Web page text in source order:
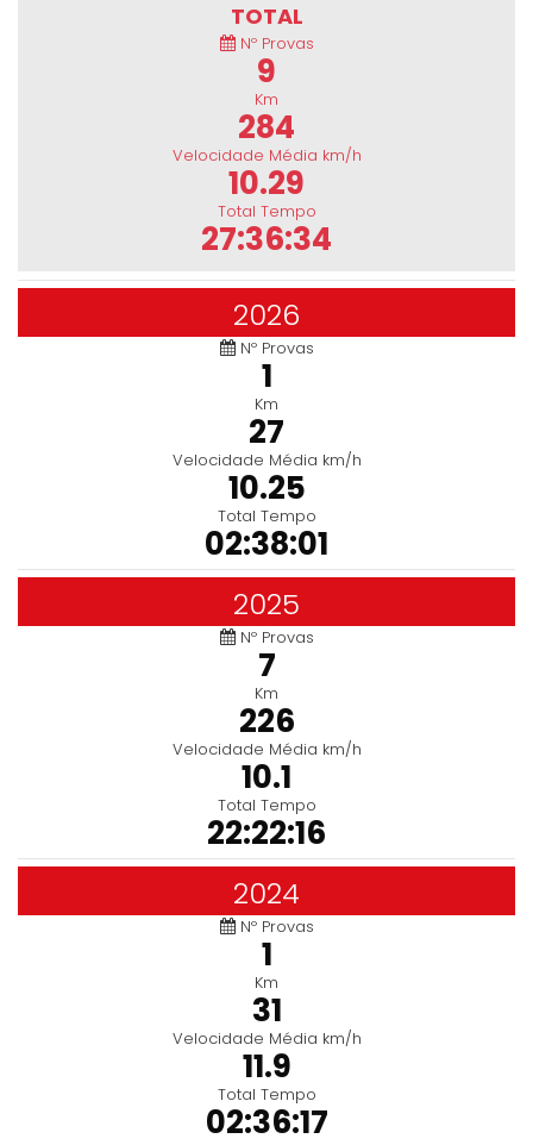
TOTAL
Nº Provas
9
Km
284
Velocidade Média km/h
10.29
Total Tempo
27:36:34
2026
Nº Provas
1
Km
27
Velocidade Média km/h
10.25
Total Tempo
02:38:01
2025
Nº Provas
7
Km
226
Velocidade Média km/h
10.1
Total Tempo
22:22:16
2024
Nº Provas
1
Km
31
Velocidade Média km/h
11.9
Total Tempo
02:36:17